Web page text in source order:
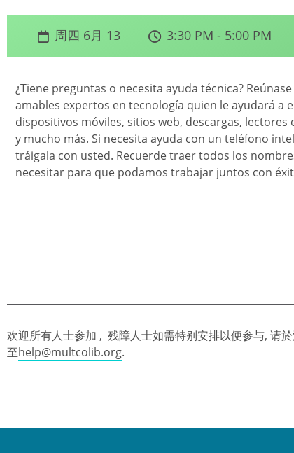
周四 6月 13 3:30 PM - 5:00 PM
¿Tiene preguntas o necesita ayuda técnica?
amables expertos en tecnología quien le ayudará
dispositivos móviles, sitios web, descargas,
y mucho más. Si necesita ayuda con un teléfono
tráigala con usted. Recuerde traer todos los
necesitar para que podamos trabajar juntos con
欢迎所有人士参加 , 残障人士如需特别安排以便参与, 请
至help@multcolib.org.